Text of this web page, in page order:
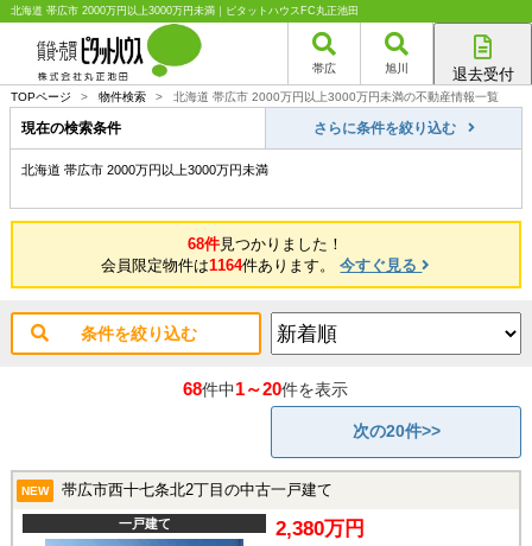
北海道 帯広市 2000万円以上3000万円未満｜ピタットハウスFC丸正池田
帯広 旭川 退去受付
帯広店
旭川店
TOPページ > 物件検索 > 北海道 帯広市 2000万円以上3000万円未満の不動産情報一覧
現在の検索条件 さらに条件を絞り込む
北海道 帯広市 2000万円以上3000万円未満
68件見つかりました！
会員限定物件は1164件あります。今すぐ見る
条件を絞り込む
68件中1～20件を表示
次の20件>>
NEW 帯広市西十七条北2丁目の中古一戸建て
一戸建て 2,380万円